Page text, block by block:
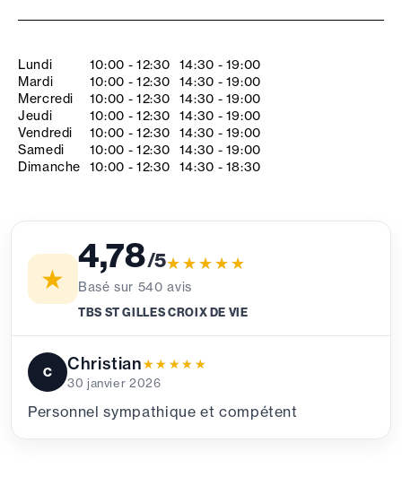
Lundi
Mardi
Mercredi
Jeudi
Vendredi
Samedi
Dimanche
10:00 - 12:30
10:00 - 12:30
10:00 - 12:30
10:00 - 12:30
10:00 - 12:30
10:00 - 12:30
10:00 - 12:30
14:30 - 19:00
14:30 - 19:00
14:30 - 19:00
14:30 - 19:00
14:30 - 19:00
14:30 - 19:00
14:30 - 18:30
★
4,78/5★★★★★
★★★★★
Basé sur 540 avis
TBS ST GILLES CROIX DE VIE
C Christian★★★★★
★★★★★
30 janvier 2026
Personnel sympathique et compétent